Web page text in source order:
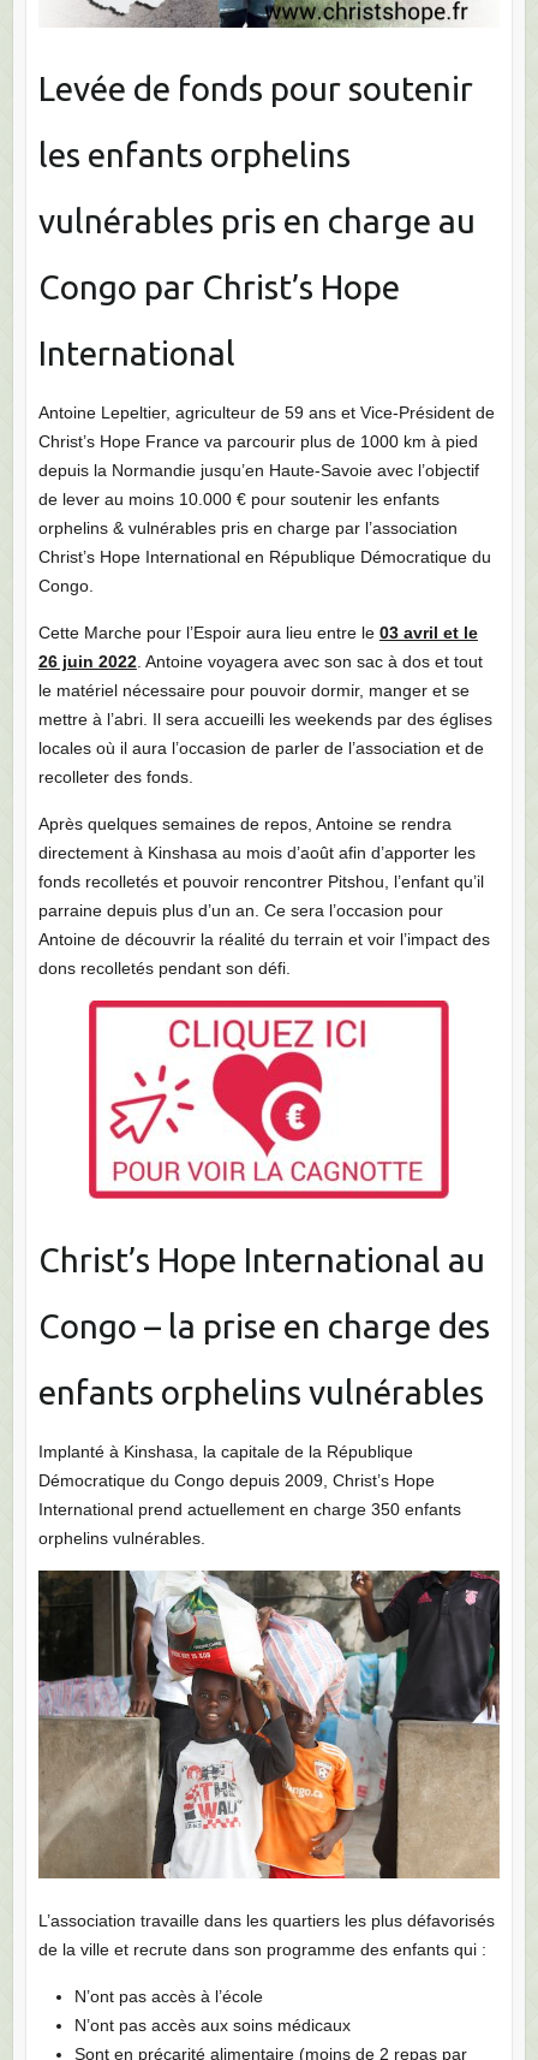
Levée de fonds pour soutenir
les enfants orphelins
vulnérables pris en charge au
Congo par Christ’s Hope
International
Antoine Lepeltier, agriculteur de 59 ans et Vice-Président de
Christ’s Hope France va parcourir plus de 1000 km à pied
depuis la Normandie jusqu’en Haute-Savoie avec l’objectif
de lever au moins 10.000 € pour soutenir les enfants
orphelins & vulnérables pris en charge par l’association
Christ’s Hope International en République Démocratique du
Congo.
Cette Marche pour l’Espoir aura lieu entre le 03 avril et le
26 juin 2022. Antoine voyagera avec son sac à dos et tout
le matériel nécessaire pour pouvoir dormir, manger et se
mettre à l’abri. Il sera accueilli les weekends par des églises
locales où il aura l’occasion de parler de l’association et de
recolleter des fonds.
Après quelques semaines de repos, Antoine se rendra
directement à Kinshasa au mois d’août afin d’apporter les
fonds recolletés et pouvoir rencontrer Pitshou, l’enfant qu’il
parraine depuis plus d’un an. Ce sera l’occasion pour
Antoine de découvrir la réalité du terrain et voir l’impact des
dons recolletés pendant son défi.
Christ’s Hope International au
Congo – la prise en charge des
enfants orphelins vulnérables
Implanté à Kinshasa, la capitale de la République
Démocratique du Congo depuis 2009, Christ’s Hope
International prend actuellement en charge 350 enfants
orphelins vulnérables.
L’association travaille dans les quartiers les plus défavorisés
de la ville et recrute dans son programme des enfants qui :
N’ont pas accès à l’école
N’ont pas accès aux soins médicaux
Sont en précarité alimentaire (moins de 2 repas par